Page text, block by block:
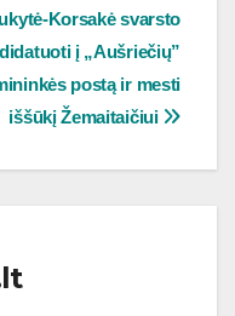
Korsakė svarsto
į „Aušriečių”
postą ir mesti
iššūkį Žemaitaičiui